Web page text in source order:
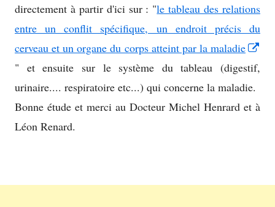
window
new
window
directement à partir d'ici sur : "le tableau des relations
entre un conflit spécifique, un endroit précis du
cerveau et un organe du corps atteint par la maladie
Opens
in
a
new
" et ensuite sur le système du tableau (digestif,
urinaire.... respiratoire etc...) qui concerne la maladie.
Bonne étude et merci au Docteur Michel Henrard et à
Léon Renard.